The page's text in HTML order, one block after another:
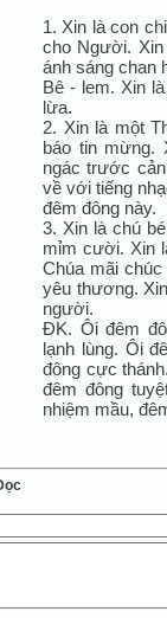
1. Xin là con
cho Người. Xin
ánh sáng chan
Bê - lem. Xin
lừa.
2. Xin là một
báo tin mừng.
ngác trước
về với tiếng
đêm đông này.
3. Xin là chú
mỉm cười. Xin
Chúa mãi
yêu thương.
người.
ÐK. Ôi đêm
lạnh lùng. Ôi
đông cực
đêm đông
nhiệm mầu,